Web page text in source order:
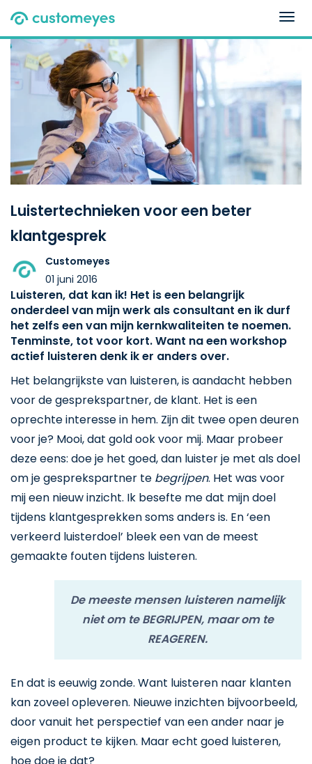
Luistertechnieken voor een beter
klantgesprek
Customeyes
01 juni 2016
Luisteren, dat kan ik! Het is een belangrijk
onderdeel van mijn werk als consultant en ik durf
het zelfs een van mijn kernkwaliteiten te noemen.
Tenminste, tot voor kort. Want na een workshop
actief luisteren denk ik er anders over.
Het belangrijkste van luisteren, is aandacht hebben
voor de gesprekspartner, de klant. Het is een
oprechte interesse in hem. Zijn dit twee open deuren
voor je? Mooi, dat gold ook voor mij. Maar probeer
deze eens: doe je het goed, dan luister je met als doel
om je gesprekspartner te begrijpen. Het was voor
mij een nieuw inzicht. Ik besefte me dat mijn doel
tijdens klantgesprekken soms anders is. En ‘een
verkeerd luisterdoel’ bleek een van de meest
gemaakte fouten tijdens luisteren.
De meeste mensen luisteren namelijk
niet om te BEGRIJPEN, maar om te
REAGEREN.
En dat is eeuwig zonde. Want luisteren naar klanten
kan zoveel opleveren. Nieuwe inzichten bijvoorbeeld,
door vanuit het perspectief van een ander naar je
eigen product te kijken. Maar echt goed luisteren,